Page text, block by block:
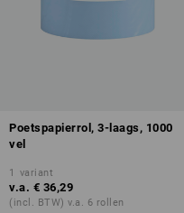
Poetspapierrol, 3-laags, 1000
vel
1 variant
v.a. € 36,29
(incl. BTW) v.a. 6 rollen